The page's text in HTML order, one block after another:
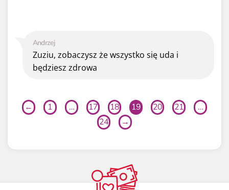
Andrzej
Zuziu, zobaczysz że wszystko się uda i
będziesz zdrowa
← 1 … 17 18 19 20 21
…
24
→